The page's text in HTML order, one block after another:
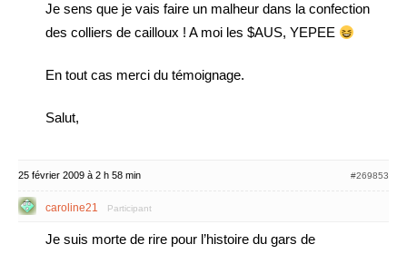
Je sens que je vais faire un malheur dans la confection
des colliers de cailloux ! A moi les $AUS, YEPEE
En tout cas merci du témoignage.
Salut,
25 février 2009 à 2 h 58 min #269853
caroline21 Participant
Je suis morte de rire pour l’histoire du gars de